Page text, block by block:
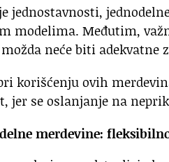
jednostavnosti,
modelima. Međutim,
neće biti adekvatne
korišćenju ovih
jer se oslanjanje na
merdevine: